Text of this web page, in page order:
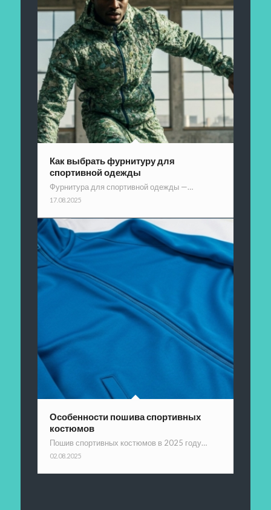
Как выбрать фурнитуру для
спортивной одежды
Фурнитура для спортивной одежды —…
17.08.2025
Особенности пошива спортивных
костюмов
Пошив спортивных костюмов в 2025 году…
02.08.2025